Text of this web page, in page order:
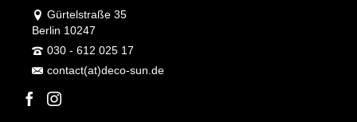
Gürtelstraße 35
Berlin 10247
030 - 612 025 17
contact(at)deco-sun.de